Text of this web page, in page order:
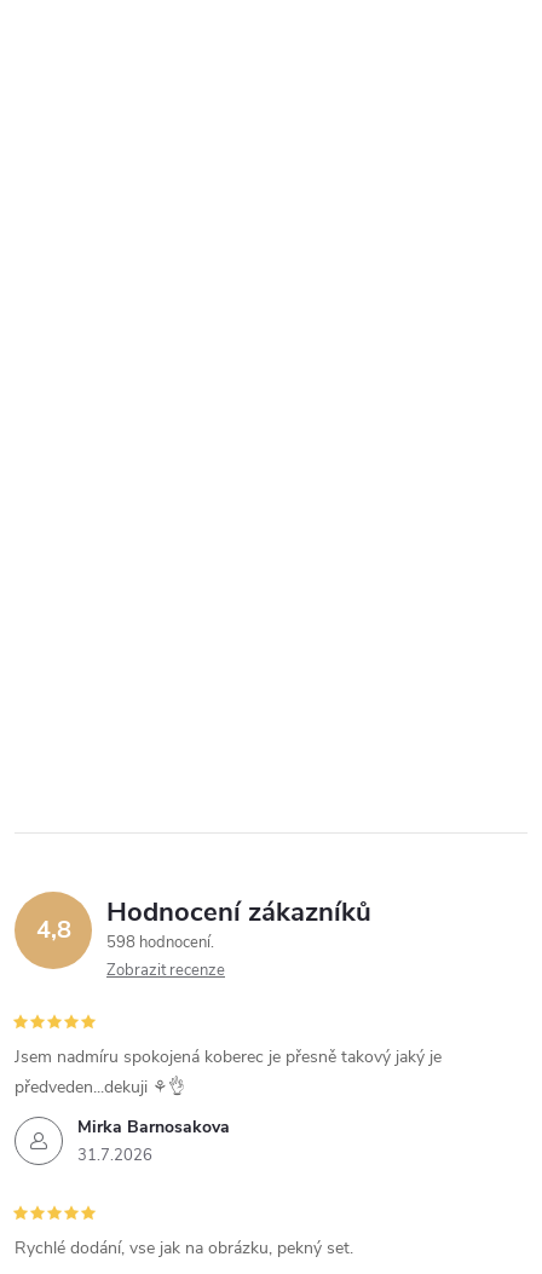
4,8 Hodnocení zákazníků
598 hodnocení
Zobrazit recenze
Mirka Barnosakova
31.7.2026
Jsem nadmíru spokojená koberec je přesně takový jaký je
předveden...dekuji ⚘️👌
Rychlé dodání, vse jak na obrázku, pekný set.